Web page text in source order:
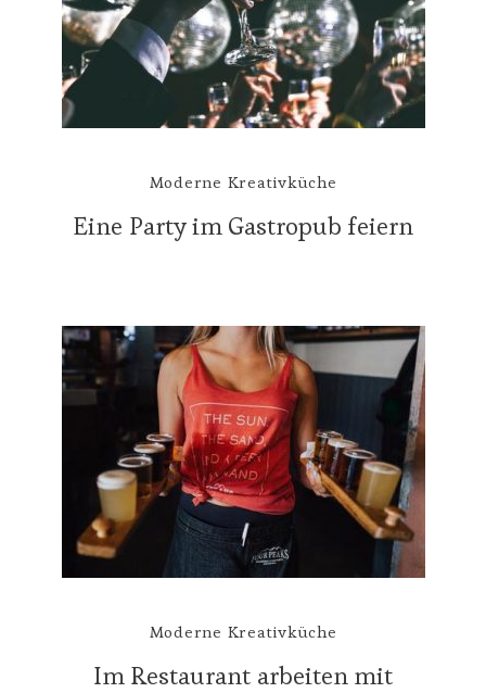
Moderne Kreativküche
Eine Party im Gastropub feiern
Moderne Kreativküche
Im Restaurant arbeiten mit